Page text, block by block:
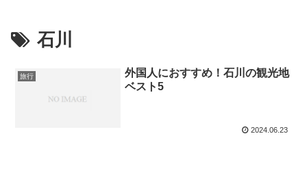
石川
旅行
外国人におすすめ！石川の観光地
ベスト5
2024.06.23